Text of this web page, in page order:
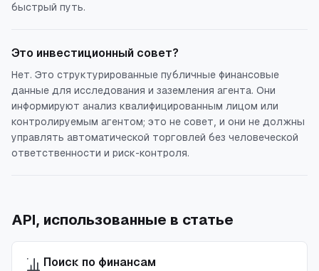
быстрый путь.
Это инвестиционный совет?
Нет. Это структурированные публичные финансовые
данные для исследования и заземления агента. Они
информируют анализ квалифицированным лицом или
контролируемым агентом; это не совет, и они не должны
управлять автоматической торговлей без человеческой
ответственности и риск-контроля.
API, использованные в статье
Поиск по финансам